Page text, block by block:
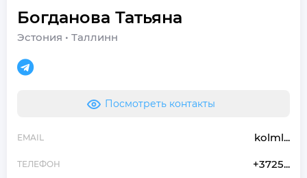
Богданова Татьяна
Эстония • Таллинн
Посмотреть контакты
EMAIL kolml...
ТЕЛЕФОН +3725...